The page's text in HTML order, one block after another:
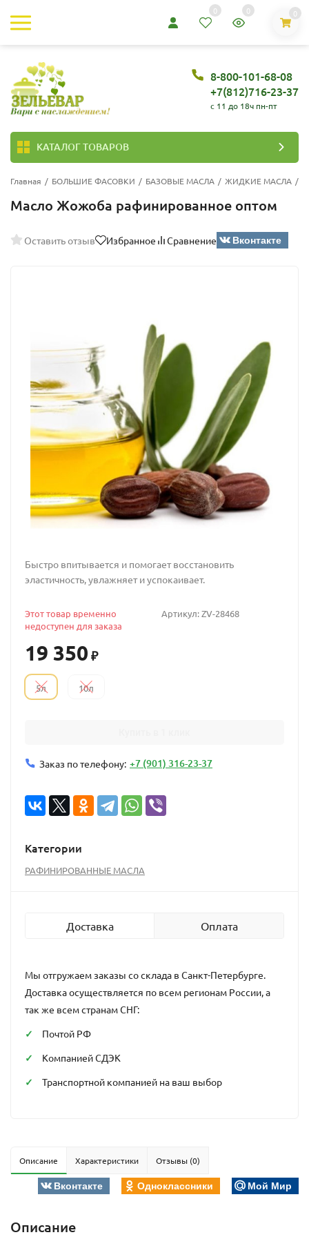
0 0 0
8-800-101-68-08
+7(812)716-23-37
c 11 до 18ч пн-пт
КАТАЛОГ ТОВАРОВ
Главная / БОЛЬШИЕ ФАСОВКИ / БАЗОВЫЕ МАСЛА / ЖИДКИЕ МАСЛА /
Масло Жожоба рафинированное оптом
Оставить отзыв Избранное Сравнение Вконтакте
Быстро впитывается и помогает восстановить
эластичность, увлажняет и успокаивает.
Артикул:ZV-28468
Этот товар временно
недоступен для заказа
19 350 ₽
5л 10л
Заказ по телефону: +7 (901) 316-23-37
Категории
РАФИНИРОВАННЫЕ МАСЛА
Доставка Оплата
Мы отгружаем заказы со склада в Санкт-Петербурге.
Доставка осуществляется по всем регионам России, а
так же всем странам СНГ:
Почтой РФ
Компанией СДЭК
Транспортной компанией на ваш выбор
Описание Характеристики Отзывы (0)
Вконтакте Одноклассники Мой Мир
Описание